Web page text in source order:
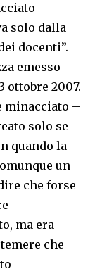
solo dalla
docenti”.
emesso
ottobre 2007.
minacciato –
solo se
quando la
un
che forse
ma era
che